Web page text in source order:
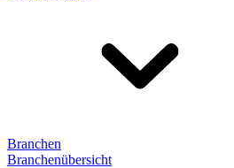
Branchen
Branchenübersicht